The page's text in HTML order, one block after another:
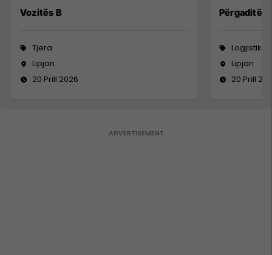
Vozitës B
Tjera
Lipjan
20 Prill 2026
Përgaditës
Logjistikë
Lipjan
20 Prill